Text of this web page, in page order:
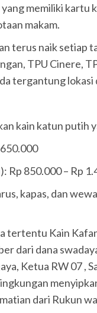
memiliki kartu
makam.
terus naik setiap
TPU Cinere,
tergantung lokasi
kain katun putih
Rp 850.000 – Rp
kapas, dan
tertentu Kain
dari dana
Ketua RW 07 ,
dari Rukun